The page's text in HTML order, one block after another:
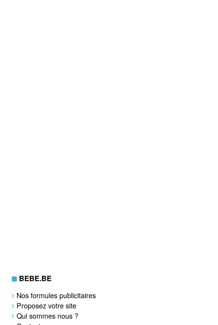
BEBE.BE
Nos formules publicitaires
Proposez votre site
Qui sommes nous ?